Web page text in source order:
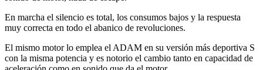
En marcha el silencio es total, los consumos bajos y la respuesta
muy correcta en todo el abanico de revoluciones.
El mismo motor lo emplea el ADAM en su versión más deportiva S
con la misma potencia y es notorio el cambio tanto en capacidad de